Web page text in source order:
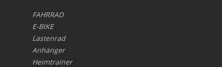
FAHRRAD
E-BIKE
Lastenrad
Anhänger
Heimtrainer